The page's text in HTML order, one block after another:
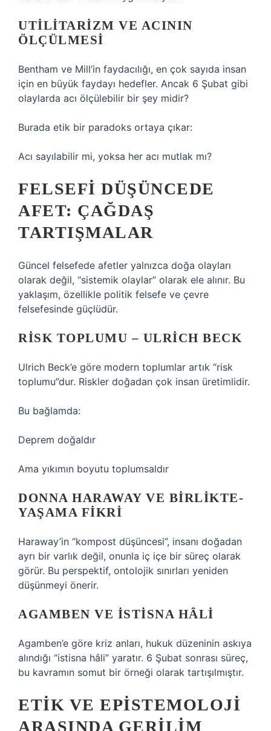
UTILITARIZM VE ACININ
ÖLÇÜLMESI
Bentham ve Mill’in faydacılığı, en çok sayıda insan
için en büyük faydayı hedefler. Ancak 6 Şubat gibi
olaylarda acı ölçülebilir bir şey midir?
Burada etik bir paradoks ortaya çıkar:
Acı sayılabilir mi, yoksa her acı mutlak mı?
FELSEFI DÜŞÜNCEDE
AFET: ÇAĞDAŞ
TARTIŞMALAR
Güncel felsefede afetler yalnızca doğa olayları
olarak değil, “sistemik olaylar” olarak ele alınır. Bu
yaklaşım, özellikle politik felsefe ve çevre
felsefesinde güçlüdür.
RISK TOPLUMU – ULRICH BECK
Ulrich Beck’e göre modern toplumlar artık “risk
toplumu”dur. Riskler doğadan çok insan üretimlidir.
Bu bağlamda:
Deprem doğaldır
Ama yıkımın boyutu toplumsaldır
DONNA HARAWAY VE BIRLIKTE-
YAŞAMA FIKRI
Haraway’in “kompost düşüncesi”, insanı doğadan
ayrı bir varlık değil, onunla iç içe bir süreç olarak
görür. Bu perspektif, ontolojik sınırları yeniden
düşünmeyi önerir.
AGAMBEN VE ISTISNA HÂLI
Agamben’e göre kriz anları, hukuk düzeninin askıya
alındığı “istisna hâli” yaratır. 6 Şubat sonrası süreç,
bu kavramın somut bir örneği olarak tartışılmıştır.
ETIK VE EPISTEMOLOJI
ARASINDA GERILIM